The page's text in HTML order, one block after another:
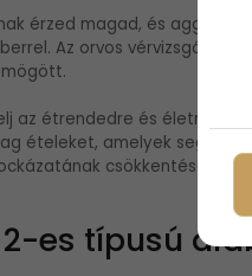
érzed magad, és
Az orvos
az étrendedre és
ételeket, amelyek
csökkentése és
es típusú